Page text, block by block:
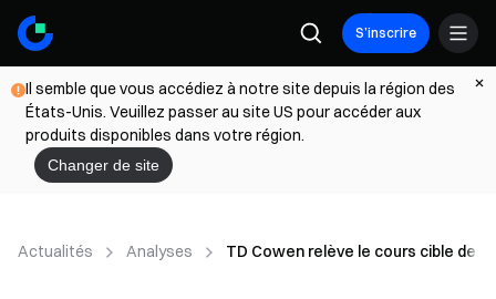
S’inscrire
Il semble que vous accédiez à notre site depuis la région des
États-Unis. Veuillez passer au site US pour accéder aux
produits disponibles dans votre région.
Changer de site
Actualités Analyses TD Cowen relève le cours cible de